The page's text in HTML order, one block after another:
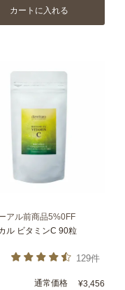
カートに入れる
アル前商品5%0FF
ル ビタミンC 90粒
129件
通常価格 ¥3,456